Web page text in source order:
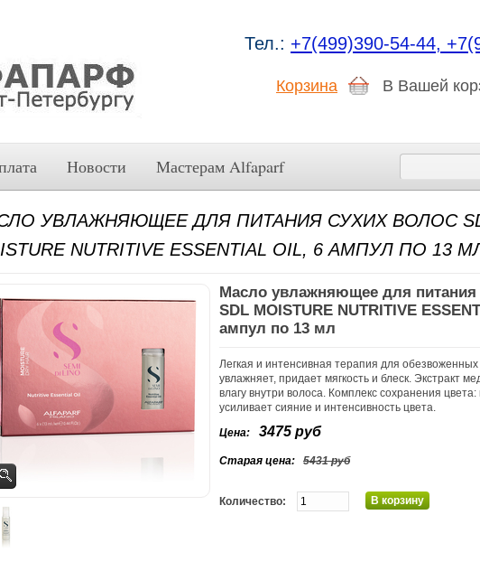
Тел.: +7(499)390-54-44,
Корзина В Вашей
Новости Мастерам Alfaparf
УВЛАЖНЯЮЩЕЕ ДЛЯ ПИТАНИЯ СУХИХ ВОЛОС
NUTRITIVE ESSENTIAL OIL, 6 АМПУЛ ПО 13
Масло увлажняющее для питания
SDL MOISTURE NUTRITIVE
ампул по 13 мл
Легкая и интенсивная терапия для
увлажняет, придает мягкость и блеск. Экстракт
влагу внутри волоса. Комплекс сохранения
усиливает сияние и интенсивность цвета.
Цена:
3475 руб
Старая цена: 5431 руб
Количество: